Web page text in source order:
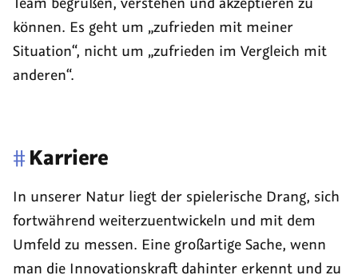
können. Es geht um „zufrieden mit meiner
Situation“, nicht um „zufrieden im Vergleich mit
anderen“.
# Karriere
In unserer Natur liegt der spielerische Drang, sich
fortwährend weiterzuentwickeln und mit dem
Umfeld zu messen. Eine großartige Sache, wenn
man die Innovationskraft dahinter erkennt und zu